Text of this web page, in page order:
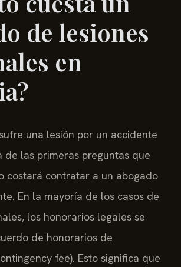
de lesiones
en
una lesión por un accidente
de las primeras preguntas que
costará contratar a un abogado
En la mayoría de los casos de
los honorarios legales se
de honorarios de
fee). Esto significa que